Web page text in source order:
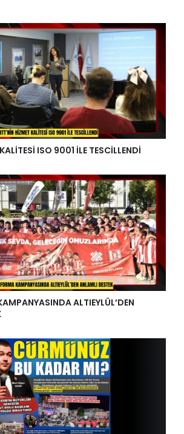
JANDARMA DEDEKTİFLERİNDEN
KALİTESİ ISO 9001 İLE TESCİLLENDİ
ALTIEYLÜL’DEN